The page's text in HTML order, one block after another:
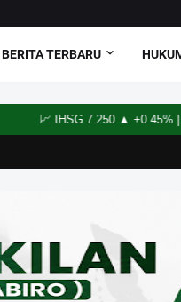
BERITA TERBARU
📈 IHSG 7.250 ▲ +0.45% |